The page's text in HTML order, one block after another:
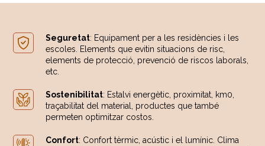
Seguretat: Equipament per a les residències i les
escoles. Elements que evitin situacions de risc,
elements de protecció, prevenció de riscos laborals,
etc.
Sostenibilitat: Estalvi energètic, proximitat, km0,
traçabilitat del material, productes que també
permeten optimitzar costos.
Confort: Confort tèrmic, acústic i el lumínic. Clima